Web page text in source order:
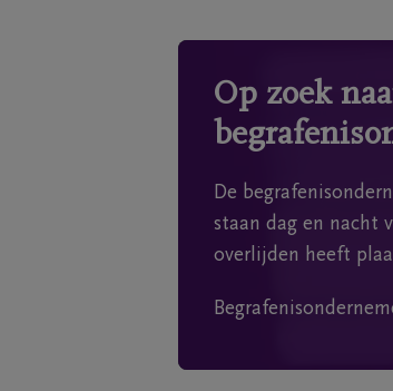
Op zoek
De
staan dag en nacht
overlijden heeft